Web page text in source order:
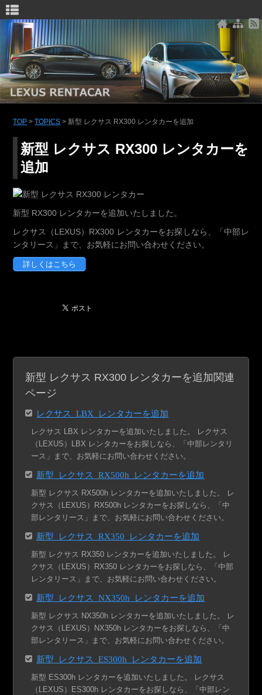
レクサス レンタカー | LEXUS RENTACAR
TOP >TOPICS > 新型 レクサス RX300 レンタカーを追加
新型 レクサス RX300 レンタカーを
追加
新型 RX300 レンタカーを追加いたしました。
レクサス（LEXUS）RX300 レンタカーをお探しなら、「中部レ
ンタリース」まで、お気軽にお問い合わせください。
詳しくはこちら
新型 レクサス RX300 レンタカーを追加関連
ページ
レクサス LBX レンタカーを追加
レクサス LBX レンタカーを追加いたしました。 レクサス
（LEXUS）LBX レンタカーをお探しなら、「中部レンタリ
ース」まで、お気軽にお問い合わせください。
新型 レクサス RX500h レンタカーを追加
新型 レクサス RX500h レンタカーを追加いたしました。 レ
クサス（LEXUS）RX500h レンタカーをお探しなら、「中
部レンタリース」まで、お気軽にお問い合わせください。
新型 レクサス RX350 レンタカーを追加
新型 レクサス RX350 レンタカーを追加いたしました。 レ
クサス（LEXUS）RX350 レンタカーをお探しなら、「中部
レンタリース」まで、お気軽にお問い合わせください。
新型 レクサス NX350h レンタカーを追加
新型 レクサス NX350h レンタカーを追加いたしました。 レ
クサス（LEXUS）NX350h レンタカーをお探しなら、「中
部レンタリース」まで、お気軽にお問い合わせください。
新型 レクサス ES300h レンタカーを追加
新型 ES300h レンタカーを追加いたしました。 レクサス
（LEXUS）ES300h レンタカーをお探しなら、「中部レン